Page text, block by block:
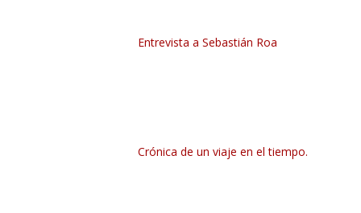
Entrevista a Sebastián Roa
Crónica de un viaje en el tiempo.